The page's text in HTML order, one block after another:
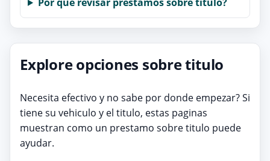
Explore opciones sobre titulo
Necesita efectivo y no sabe por donde empezar? Si
tiene su vehiculo y el titulo, estas paginas
muestran como un prestamo sobre titulo puede
ayudar.